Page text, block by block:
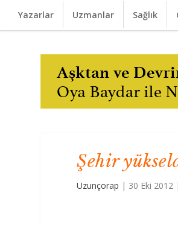
Yazarlar Uzmanlar Sağlık
Şehir
Uzunçorap | 30 Eki 2012